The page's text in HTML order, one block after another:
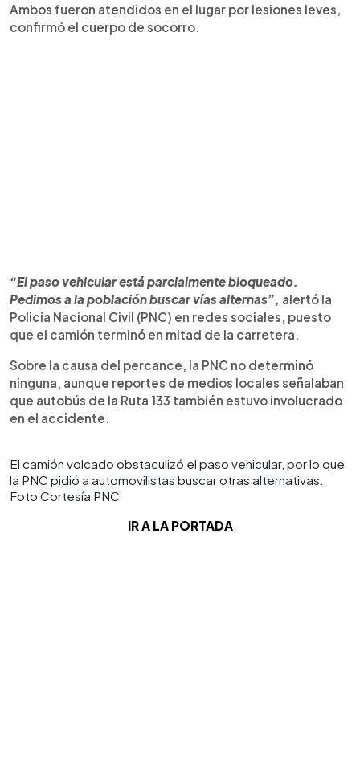
Ambos fueron atendidos en el lugar por lesiones leves,
confirmó el cuerpo de socorro.
“El paso vehicular está parcialmente bloqueado.
Pedimos a la población buscar vías alternas”, alertó la
Policía Nacional Civil (PNC) en redes sociales, puesto
que el camión terminó en mitad de la carretera.
Sobre la causa del percance, la PNC no determinó
ninguna, aunque reportes de medios locales señalaban
que autobús de la Ruta 133 también estuvo involucrado
en el accidente.
El camión volcado obstaculizó el paso vehicular, por lo que
la PNC pidió a automovilistas buscar otras alternativas.
Foto Cortesía PNC
IR A LA PORTADA